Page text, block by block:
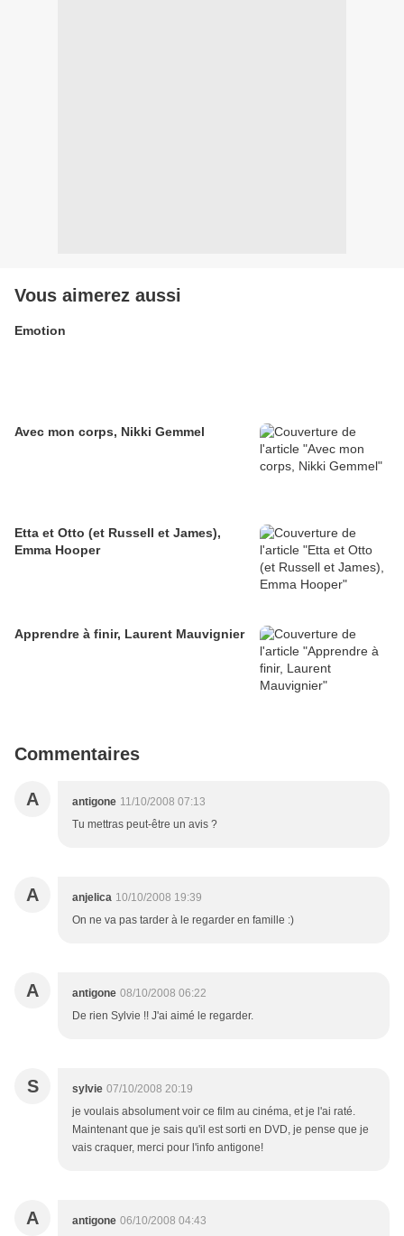
Vous aimerez aussi
Emotion
Avec mon corps, Nikki Gemmel
Etta et Otto (et Russell et James),
Emma Hooper
Apprendre à finir, Laurent Mauvignier
Commentaires
A antigone 11/10/2008 07:13
Tu mettras peut-être un avis ?
A anjelica 10/10/2008 19:39
On ne va pas tarder à le regarder en famille :)
A antigone 08/10/2008 06:22
De rien Sylvie !! J'ai aimé le regarder.
S sylvie 07/10/2008 20:19
je voulais absolument voir ce film au cinéma, et je l'ai raté.
Maintenant que je sais qu'il est sorti en DVD, je pense que je
vais craquer, merci pour l'info antigone!
A antigone 06/10/2008 04:43